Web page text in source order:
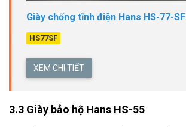
Giày chống tĩnh điện Hans HS-77-SF
HS77SF
XEM CHI TIẾT
3.3 Giày bảo hộ Hans HS-55